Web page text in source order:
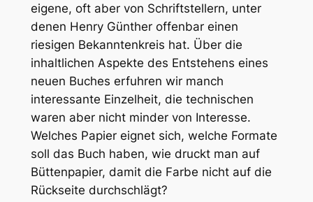
eigene, oft aber von Schriftstellern, unter
denen Henry Günther offenbar einen
riesigen Bekanntenkreis hat. Über die
inhaltlichen Aspekte des Entstehens eines
neuen Buches erfuhren wir manch
interessante Einzelheit, die technischen
waren aber nicht minder von Interesse.
Welches Papier eignet sich, welche Formate
soll das Buch haben, wie druckt man auf
Büttenpapier, damit die Farbe nicht auf die
Rückseite durchschlägt?